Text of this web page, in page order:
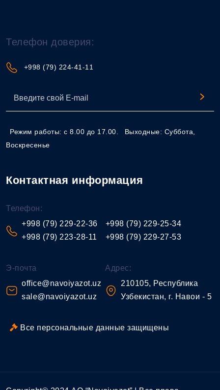
Телефон доверия:
+998 (79) 224-41-11
Режим работы: с 8.00 до 17.00.
Выходные: Суббота,
Воскресенье
Контактная информация
Телефон:
+998 (79) 229-22-36
+998 (79) 223-28-11
+998 (79) 229-25-34
+998 (79) 229-27-53
Э-почта
office@navoiyazot.uz
sale@navoiyazot.uz
Адрес:
210105, Республика
Узбекистан, г. Навои - 5
Все персональные данные защищены